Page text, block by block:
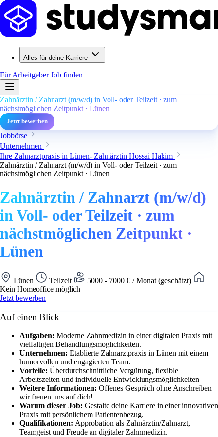
Alles für deine Karriere
Für ArbeitgeberJob finden
Zahnärztin / Zahnarzt (m/w/d) in Voll- oder Teilzeit · zum
nächstmöglichen Zeitpunkt · Lünen
Jetzt bewerben
Jobbörse
Unternehmen
Ihre Zahnarztpraxis in Lünen- Zahnärztin Hossai Hakim
Zahnärztin / Zahnarzt (m/w/d) in Voll- oder Teilzeit · zum
nächstmöglichen Zeitpunkt · Lünen
Zahnärztin / Zahnarzt (m/w/d)
in Voll- oder Teilzeit · zum
nächstmöglichen Zeitpunkt ·
Lünen
Lünen Teilzeit
5000 - 7000 € / Monat (geschätzt)
Kein Homeoffice möglich
Jetzt bewerben
Auf einen Blick
Aufgaben: Moderne Zahnmedizin in einer digitalen Praxis mit
vielfältigen Behandlungsmöglichkeiten.
Unternehmen: Etablierte Zahnarztpraxis in Lünen mit einem
humorvollen und engagierten Team.
Vorteile: Überdurchschnittliche Vergütung, flexible
Arbeitszeiten und individuelle Entwicklungsmöglichkeiten.
Weitere Informationen: Offenes Gespräch ohne Anschreiben –
wir freuen uns auf dich!
Warum dieser Job: Gestalte deine Karriere in einer innovativen
Praxis mit persönlichem Patientenbezug.
Qualifikationen: Approbation als Zahnärztin/Zahnarzt,
Teamgeist und Freude an digitaler Zahnmedizin.